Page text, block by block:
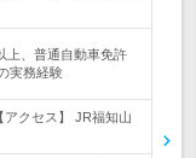
上、普通自動車免許
実務経験
クセス】 JR福知山